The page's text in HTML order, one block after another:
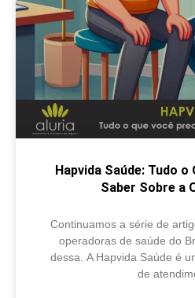
Hapvida Saúde: Tudo
Saber Sobre a
Continuamos a série de
operadoras de saúde do
dessa. A Hapvida Saúde é
de